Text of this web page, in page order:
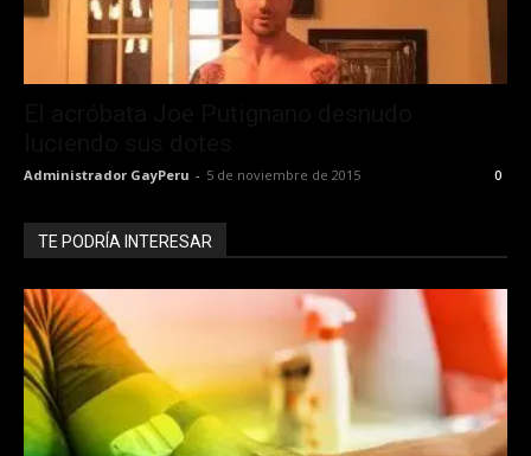
Administrador GayPeru - 5 de noviembre de 2015 0
TE PODRÍA INTERESAR